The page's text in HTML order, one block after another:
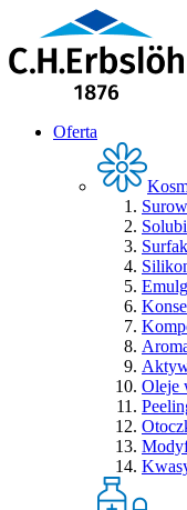
Oferta
Oleje